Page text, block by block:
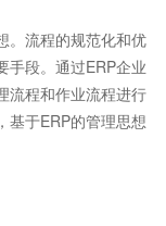
流程的规范化和优
手段。通过ERP企业
流程和作业流程进行
基于ERP的管理思想